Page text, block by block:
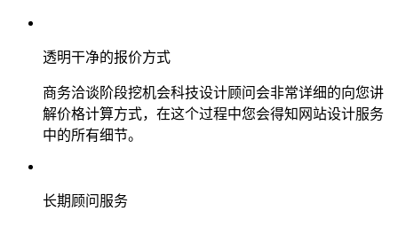
透明干净的报价方式
商务洽谈阶段挖机会科技设计顾问会非常详细的向您讲
解价格计算方式，在这个过程中您会得知网站设计服务
中的所有细节。
长期顾问服务